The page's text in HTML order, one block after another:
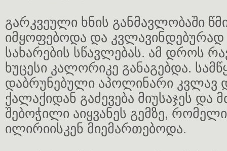
გარკვეული ხნის განმავლობაში
იმყოფებოდა და
სახარების სწავლებას. ამ დროს
ხუცესი კალორიკე განაგებდა.
დაბრუნებული აპოლინარი კვლავ
ქალაქიდან გაძევება მიუსაჯეს და
შებოჭილი აიყვანეს გემზე,
ილირიისკენ მიემართებოდა.